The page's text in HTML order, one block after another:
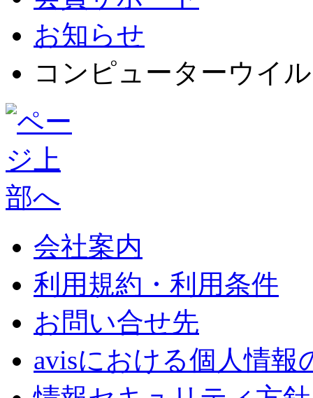
お知らせ
コンピューターウイ
会社案内
利用規約・利用条件
お問い合せ先
avisにおける個人情